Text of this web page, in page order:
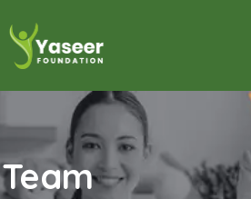
Team